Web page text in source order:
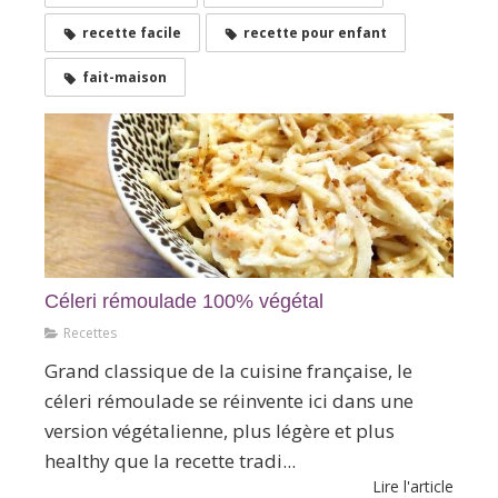
recette facile recette pour enfant
fait-maison
Céleri rémoulade 100% végétal
Recettes
Grand classique de la cuisine française, le
céleri rémoulade se réinvente ici dans une
version végétalienne, plus légère et plus
healthy que la recette tradi...
Lire l'article